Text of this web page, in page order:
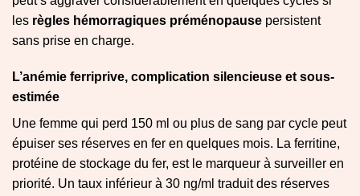
les règles hémorragiques préménopause persistent
sans prise en charge.
L’anémie ferriprive, complication silencieuse et sous-
estimée
Une femme qui perd 150 ml ou plus de sang par cycle peut
épuiser ses réserves en fer en quelques mois. La ferritine,
protéine de stockage du fer, est le marqueur à surveiller en
priorité. Un taux inférieur à 30 ng/ml traduit des réserves